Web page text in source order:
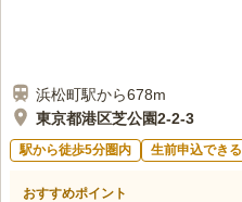
浜松町駅から678m
東京都港区芝公園2-2-3
駅から徒歩5分圏内 生前申込できる
おすすめポイント